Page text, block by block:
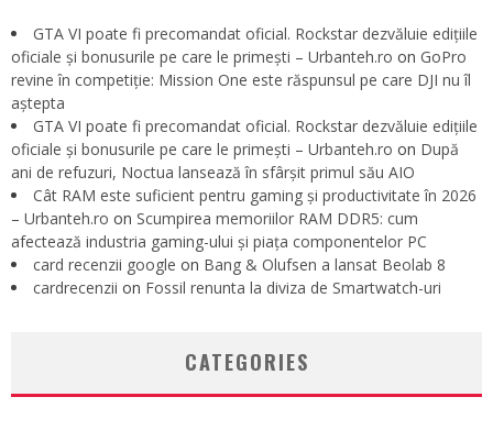
GTA VI poate fi precomandat oficial. Rockstar dezvăluie edițiile
oficiale și bonusurile pe care le primești – Urbanteh.ro on GoPro
revine în competiție: Mission One este răspunsul pe care DJI nu îl
aștepta
GTA VI poate fi precomandat oficial. Rockstar dezvăluie edițiile
oficiale și bonusurile pe care le primești – Urbanteh.ro on După
ani de refuzuri, Noctua lansează în sfârșit primul său AIO
Cât RAM este suficient pentru gaming și productivitate în 2026
– Urbanteh.ro on Scumpirea memoriilor RAM DDR5: cum
afectează industria gaming-ului și piața componentelor PC
card recenzii google on Bang & Olufsen a lansat Beolab 8
cardrecenzii on Fossil renunta la diviza de Smartwatch-uri
CATEGORIES